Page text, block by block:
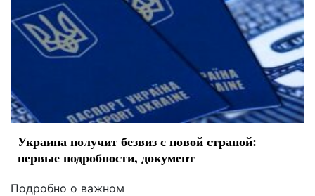
Украина получит безвиз с новой страной:
первые подробности, документ
Подробно о важном